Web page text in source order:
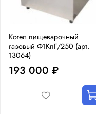
Котел пищеварочный
газовый Ф1КпГ/250 (арт.
13064)
193 000 ₽